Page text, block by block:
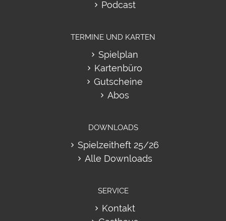
Podcast
TERMINE UND KARTEN
Spielplan
Kartenbüro
Gutscheine
Abos
DOWNLOADS
Spielzeitheft 25/26
Alle Downloads
SERVICE
Kontakt